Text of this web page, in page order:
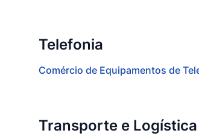
Telefonia
Comércio de Equipamentos de
Transporte e Logística